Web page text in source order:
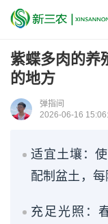
紫蝶多肉的养
的地方
弹指间
2026-06-16
适宜土壤：
配制盆土，每
充足光照：